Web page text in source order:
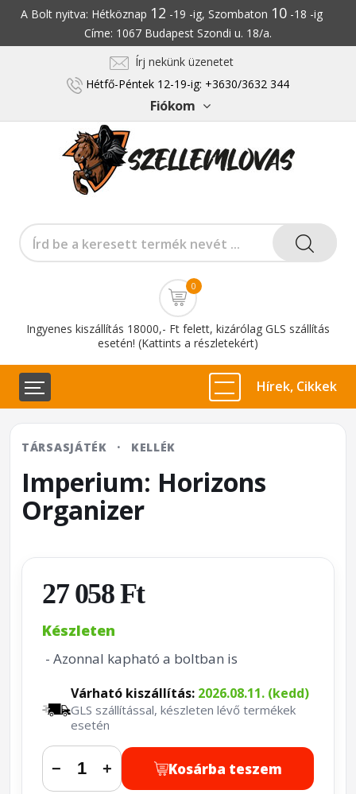
A Bolt nyitva: Hétköznap 12 -19 -ig, Szombaton 10-18 -ig
Címe: 1067 Budapest Szondi u. 18/a.
Írj nekünk üzenetet
Hétfő-Péntek 12-19-ig: +3630/3632 344
Fiókom
0
Ingyenes kiszállítás 18000,- Ft felett, kizárólag GLS szállítás
esetén! (Kattints a részletekért)
Hírek, Cikkek
TÁRSASJÁTÉK · KELLÉK
Imperium: Horizons
Organizer
27 058 Ft
Készleten
- Azonnal kapható a boltban is
Várható kiszállítás: 2026.08.11. (kedd)
GLS szállítással, készleten lévő termékek
esetén
− + Kosárba teszem